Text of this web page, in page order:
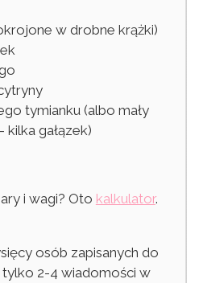
w drobne krążki)
tymianku (albo mały
gałązek)
i wagi? Oto kalkulator.
2-4 wiadomości w